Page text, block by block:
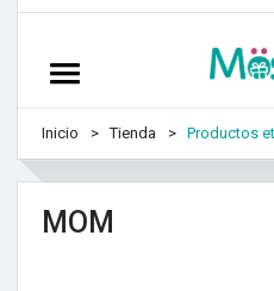
Inicio Tienda Productos
MOM